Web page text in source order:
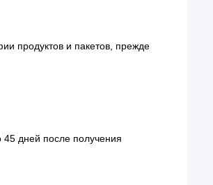
продуктов и пакетов, прежде
45 дней после получения